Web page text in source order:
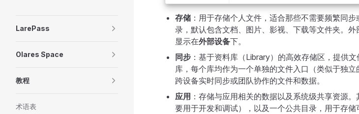
LarePass
Olares Space
教程
术语表
存储 ：用于存储个人文件，适合那些不需要频繁同
录，默认包含文档、图片、影视、下载等文件夹。
显示在外部设备下。
同步 ：基于资料库（Library）的高效存储区，提供
库，每个库均作为一个单独的文件入口（类似于独立
跨设备实时同步或团队协作的文件和数据。
应用 ：存储与应用相关的数据以及系统级共享资源
要用于开发和调试），以及一个公共目录，用于存储